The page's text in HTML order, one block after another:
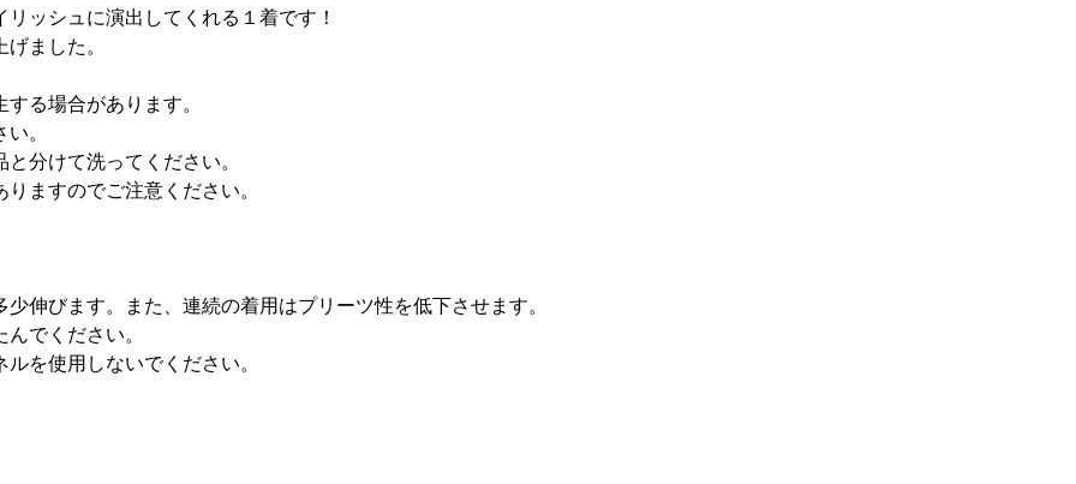
ッシュに演出してくれる１着です！
ました。
る場合があります。
。
分けて洗ってください。
ますのでご注意ください。
伸びます。また、連続の着用はプリーツ性を低下させます。
でください。
を使用しないでください。